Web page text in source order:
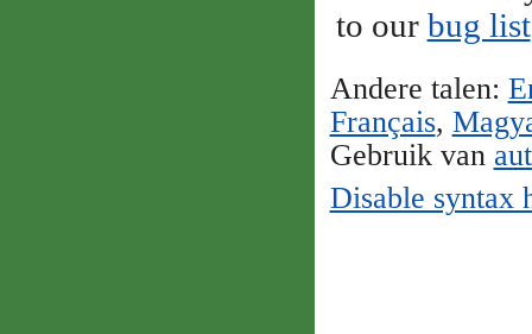
to our bug list
Andere talen:
Français,
Gebruik van
Disable syntax